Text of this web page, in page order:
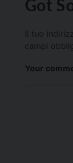
Got
Il tuo
campi
Your